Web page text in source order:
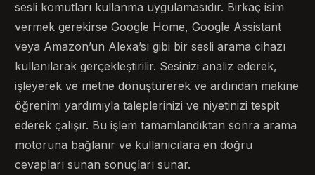
sesli komutları kullanma uygulamasıdır. Birkaç isim
vermek gerekirse Google Home, Google Assistant
veya Amazon’un Alexa’sı gibi bir sesli arama cihazı
kullanılarak gerçekleştirilir. Sesinizi analiz ederek,
işleyerek ve metne dönüştürerek ve ardından makine
öğrenimi yardımıyla taleplerinizi ve niyetinizi tespit
ederek çalışır. Bu işlem tamamlandıktan sonra arama
motoruna bağlanır ve kullanıcılara en doğru
cevapları sunan sonuçları sunar.